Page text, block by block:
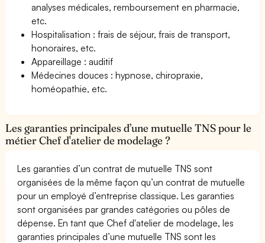
analyses médicales, remboursement en pharmacie,
etc.
Hospitalisation : frais de séjour, frais de transport,
honoraires, etc.
Appareillage : auditif
Médecines douces : hypnose, chiropraxie,
homéopathie, etc.
Les garanties principales d’une mutuelle TNS pour le
métier Chef d'atelier de modelage ?
Les garanties d’un contrat de mutuelle TNS sont
organisées de la même façon qu’un contrat de mutuelle
pour un employé d’entreprise classique. Les garanties
sont organisées par grandes catégories ou pôles de
dépense. En tant que Chef d'atelier de modelage, les
garanties principales d’une mutuelle TNS sont les